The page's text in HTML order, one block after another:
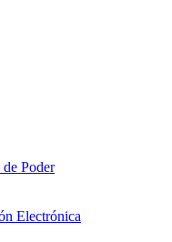
Poder
Electrónica